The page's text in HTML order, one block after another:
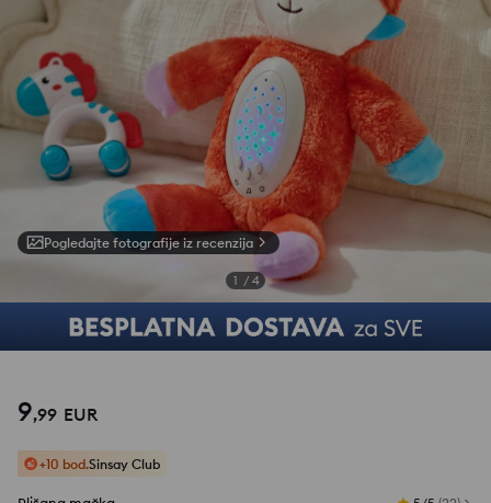
Pogledajte fotografije iz recenzija
1 / 4
9,99 EUR
+10 bod.Sinsay Club